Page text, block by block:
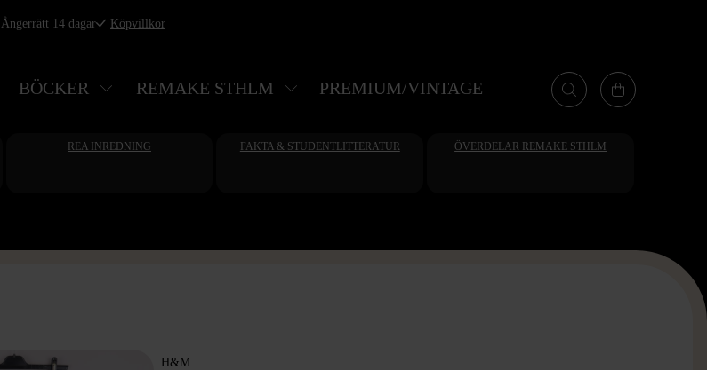
Ångerrätt 14 dagar Köpvillkor
BÖCKER REMAKE STHLM PREMIUM/VINTAGE
REA INREDNING FAKTA & STUDENTLITTERATUR ÖVERDELAR REMAKE STHLM
H&M